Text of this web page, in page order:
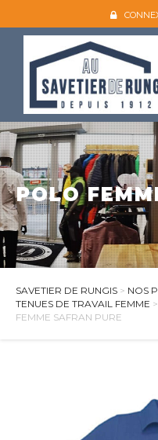
POLO
SAVETIER DE RUNGIS > NOS
TENUES DE TRAVAIL FEMME >
FEMME SAFRAN PURE